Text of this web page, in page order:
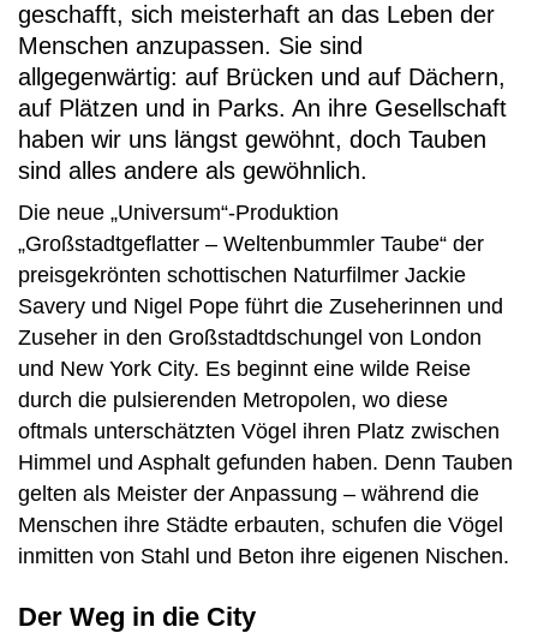
geschafft, sich meisterhaft an das Leben der
Menschen anzupassen. Sie sind
allgegenwärtig: auf Brücken und auf Dächern,
auf Plätzen und in Parks. An ihre Gesellschaft
haben wir uns längst gewöhnt, doch Tauben
sind alles andere als gewöhnlich.
Die neue „Universum“-Produktion
„Großstadtgeflatter – Weltenbummler Taube“ der
preisgekrönten schottischen Naturfilmer Jackie
Savery und Nigel Pope führt die Zuseherinnen und
Zuseher in den Großstadtdschungel von London
und New York City. Es beginnt eine wilde Reise
durch die pulsierenden Metropolen, wo diese
oftmals unterschätzten Vögel ihren Platz zwischen
Himmel und Asphalt gefunden haben. Denn Tauben
gelten als Meister der Anpassung – während die
Menschen ihre Städte erbauten, schufen die Vögel
inmitten von Stahl und Beton ihre eigenen Nischen.
Der Weg in die City